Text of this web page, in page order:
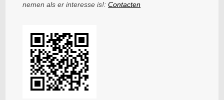
nemen als er interesse is!:Contacten